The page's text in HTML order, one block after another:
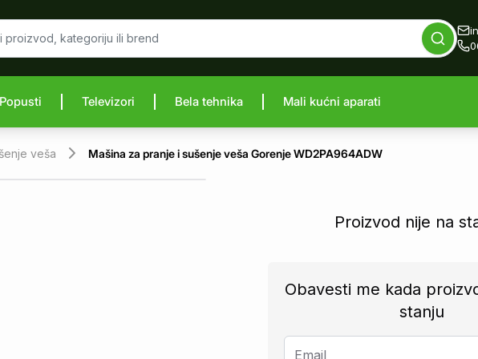
Televizori Bela tehnika Mali kućni aparati
veša Mašina za pranje i sušenje veša Gorenje WD2PA964ADW
Proizvod nije na
Obavesti me kada
stanju